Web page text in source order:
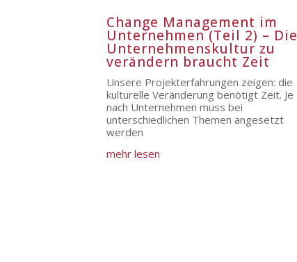
Change Management im
Unternehmen (Teil 2) – Die
Unternehmenskultur zu
verändern braucht Zeit
Unsere Projekterfahrungen zeigen: die
kulturelle Veränderung benötigt Zeit. Je
nach Unternehmen muss bei
unterschiedlichen Themen angesetzt
werden
mehr lesen